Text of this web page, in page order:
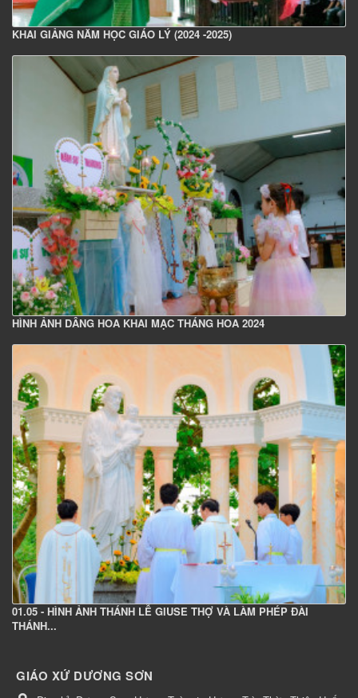
KHAI GIẢNG NĂM HỌC GIÁO LÝ (2024 -2025)
HÌNH ẢNH DÂNG HOA KHAI MẠC THÁNG HOA 2024
01.05 - HÌNH ẢNH THÁNH LỄ GIUSE THỢ VÀ LÀM PHÉP ĐÀI
THÁNH...
GIÁO XỨ DƯƠNG SƠN